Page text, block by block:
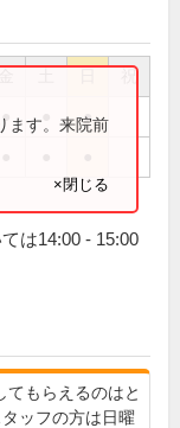
祝
● ●
ます。来院前
×閉じる
は14:00 - 15:00
てもらえるのはと
ッフの方は日曜